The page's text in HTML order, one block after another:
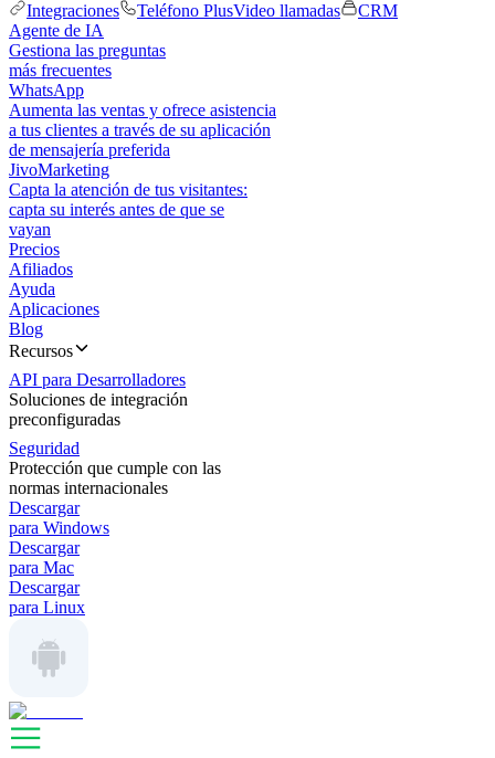
Integraciones
Teléfono PlusVideo llamadas
CRM
Agente de IA
Gestiona las preguntas
más frecuentes
WhatsApp
Aumenta las ventas y ofrece asistencia
a tus clientes a través de su aplicación
de mensajería preferida
JivoMarketing
Capta la atención de tus visitantes:
capta su interés antes de que se
vayan
Precios
Afiliados
Ayuda
Aplicaciones
Blog
Recursos
API para Desarrolladores
Soluciones de integración
preconfiguradas
Seguridad
Protección que cumple con las
normas internacionales
Descargar
para Windows
Descargar
para Mac
Descargar
para Linux